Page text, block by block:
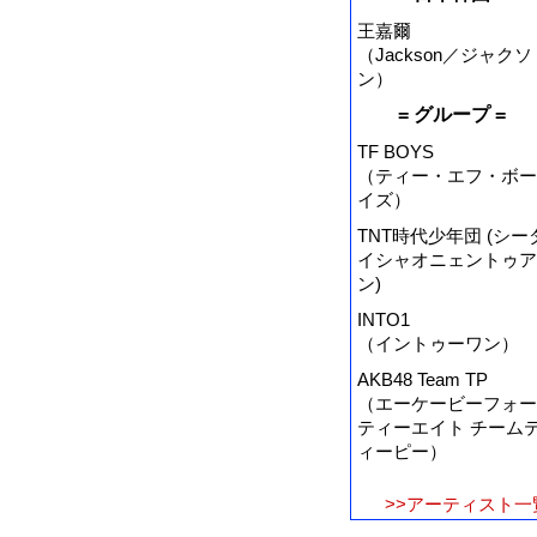
王嘉爾
（Jackson／ジャクソ
ン）
= グループ =
TF BOYS
（ティー・エフ・ボー
イズ）
TNT時代少年団 (シー
イシャオニェントゥア
ン)
INTO1
（イントゥーワン）
AKB48 Team TP
（エーケービーフォー
ティーエイト チーム
ィーピー）
>>アーティスト一